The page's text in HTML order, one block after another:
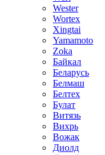
Wester
Wortex
Xingtai
Yamamoto
Zoka
Байкал
Беларусь
Белмаш
Белтех
Булат
Витязь
Вихрь
Вожак
Диолд